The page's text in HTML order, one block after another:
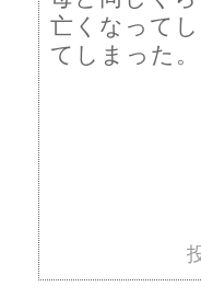
亡くなって
てしまった。